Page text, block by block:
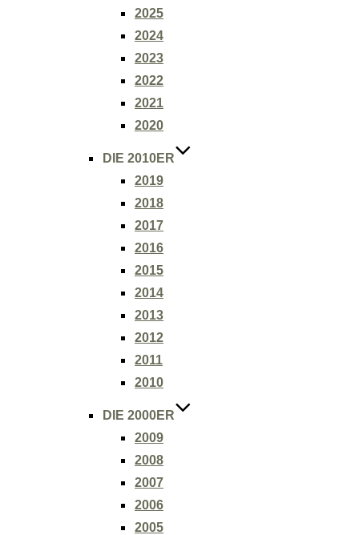
2025
2024
2023
2022
2021
2020
DIE 2010ER
2019
2018
2017
2016
2015
2014
2013
2012
2011
2010
DIE 2000ER
2009
2008
2007
2006
2005